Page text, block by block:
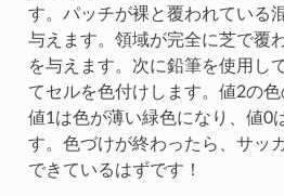
す。パッチが裸と覆われている
与えます。領域が完全に芝で覆
を与えます。次に鉛筆を使用し
てセルを色付けします。値2の色
値1は色が薄い緑色になり、値0
す。色づけが終わったら、サッ
できているはずです！